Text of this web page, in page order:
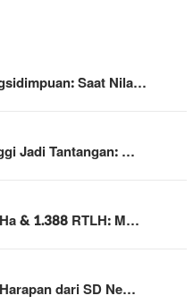
Saat Nila…
Jadi Tantangan: …
& 1.388 RTLH: M…
dari SD Ne…